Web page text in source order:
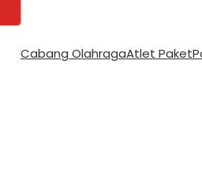
Cabang OlahragaAtlet Paket